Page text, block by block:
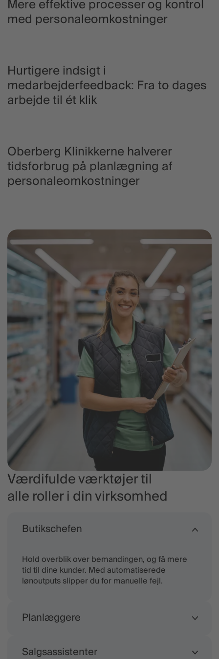
Mere effektive processer og kontrol
med personaleomkostninger
Hurtigere indsigt i
medarbejderfeedback: Fra to dages
arbejde til ét klik
Oberberg Klinikkerne halverer
tidsforbrug på planlægning af
personaleomkostninger
Værdifulde værktøjer til
alle roller i din virksomhed
Butikschefen
Hold overblik over bemandingen, og få mere
tid til dine kunder. Med automatiserede
lønoutputs slipper du for manuelle fejl.
Planlæggere
Opret vagtplaner hurtigt med skabeloner, og
Salgsassistenter